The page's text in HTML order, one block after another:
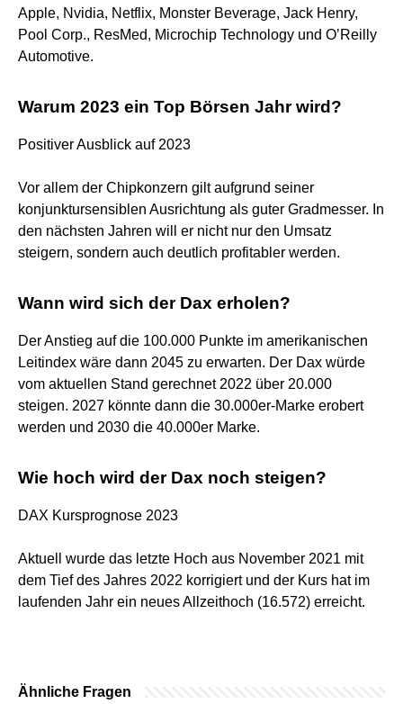
Apple, Nvidia, Netflix, Monster Beverage, Jack Henry,
Pool Corp., ResMed, Microchip Technology und OʼReilly
Automotive.
Warum 2023 ein Top Börsen Jahr wird?
Positiver Ausblick auf 2023
Vor allem der Chipkonzern gilt aufgrund seiner
konjunktursensiblen Ausrichtung als guter Gradmesser. In
den nächsten Jahren will er nicht nur den Umsatz
steigern, sondern auch deutlich profitabler werden.
Wann wird sich der Dax erholen?
Der Anstieg auf die 100.000 Punkte im amerikanischen
Leitindex wäre dann 2045 zu erwarten. Der Dax würde
vom aktuellen Stand gerechnet 2022 über 20.000
steigen. 2027 könnte dann die 30.000er-Marke erobert
werden und 2030 die 40.000er Marke.
Wie hoch wird der Dax noch steigen?
DAX Kursprognose 2023
Aktuell wurde das letzte Hoch aus November 2021 mit
dem Tief des Jahres 2022 korrigiert und der Kurs hat im
laufenden Jahr ein neues Allzeithoch (16.572) erreicht.
Ähnliche Fragen